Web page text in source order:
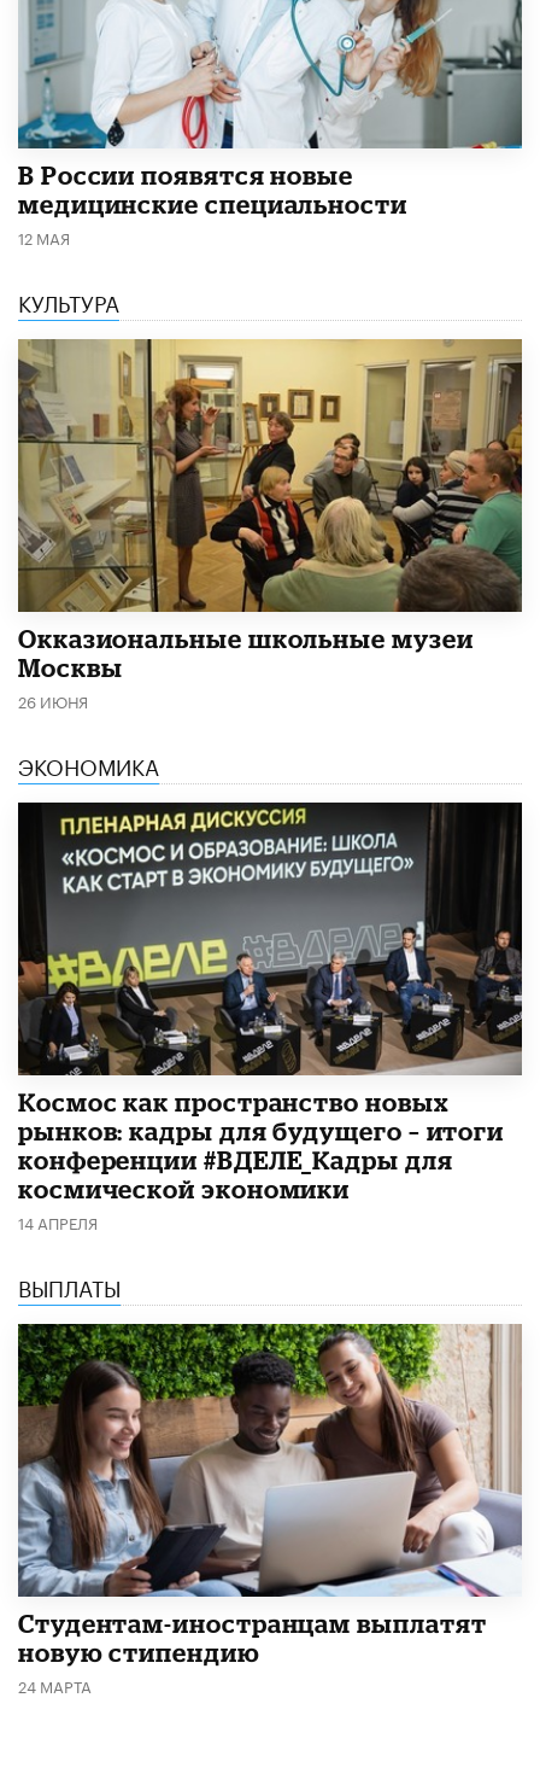
В России появятся новые
медицинские специальности
12 МАЯ
КУЛЬТУРА
​Окказиональные школьные музеи
Москвы
26 ИЮНЯ
ЭКОНОМИКА
Космос как пространство новых
рынков: кадры для будущего – итоги
конференции #ВДЕЛЕ_Кадры для
космической экономики
14 АПРЕЛЯ
ВЫПЛАТЫ
Студентам-иностранцам выплатят
новую стипендию
24 МАРТА